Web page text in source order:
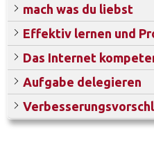
mach was du liebst
Effektiv lernen und
Das Internet
Aufgabe delegieren